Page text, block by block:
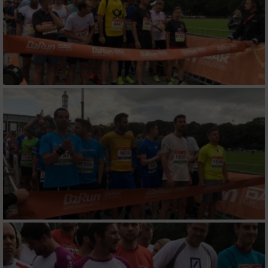
Informationen identifizieren
Nicht-IAB-Verarbeitungszwecke:
Notwendig
Performance
Funktional
Werbung